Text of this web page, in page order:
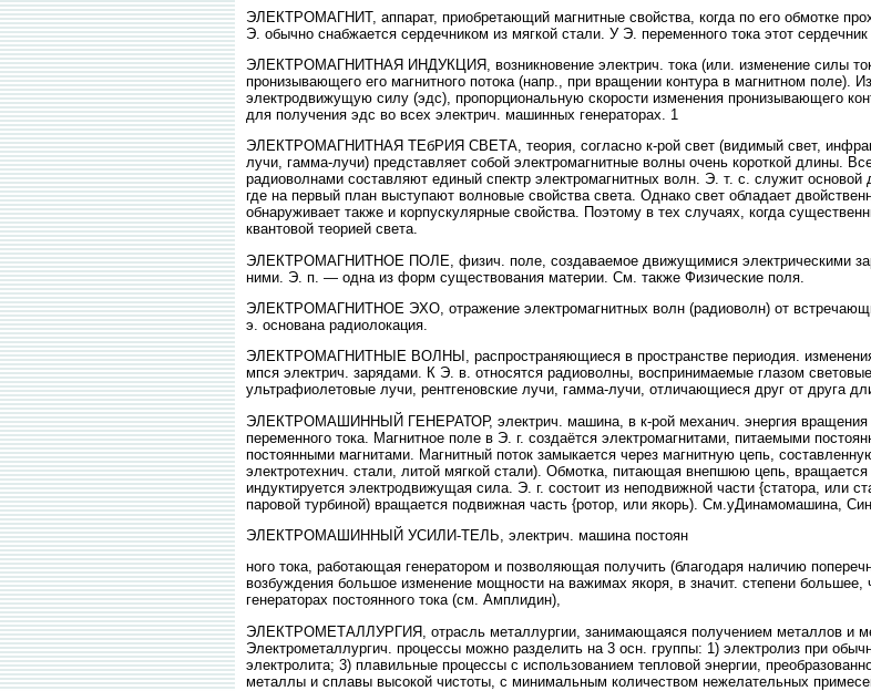
ЭЛЕКТРОМАГНИТ, аппарат, приобретающий магнитные свойства, когда по его обмотке
Э. обычно снабжается сердечником из мягкой стали. У Э. переменного тока этот сердечник
ЭЛЕКТРОМАГНИТНАЯ ИНДУКЦИЯ, возникновение электрич. тока (или. изменение силы
пронизывающего его магнитного потока (напр., при вращении контура в магнитном поле).
электродвижущую силу (эдс), пропорциональную скорости изменения пронизывающего
для получения эдс во всех электрич. машинных генераторах. 1
ЭЛЕКТРОМАГНИТНАЯ ТЕбРИЯ СВЕТА, теория, согласно к-рой свет (видимый свет,
лучи, гамма-лучи) представляет собой электромагнитные волны очень короткой длины.
радиоволнами составляют единый спектр электромагнитных волн. Э. т. с. служит основой
где на первый план выступают волновые свойства света. Однако свет обладает
обнаруживает также и корпускулярные свойства. Поэтому в тех случаях, когда
квантовой теорией света.
ЭЛЕКТРОМАГНИТНОЕ ПОЛЕ, физич. поле, создаваемое движущимися электрическими
ними. Э. п. — одна из форм существования материи. См. также Физические поля.
ЭЛЕКТРОМАГНИТНОЕ ЭХО, отражение электромагнитных волн (радиоволн) от
э. основана радиолокация.
ЭЛЕКТРОМАГНИТНЫЕ ВОЛНЫ, распространяющиеся в пространстве периодия. изменения
мпся электрич. зарядами. К Э. в. относятся радиоволны, воспринимаемые глазом
ультрафиолетовые лучи, рентгеновские лучи, гамма-лучи, отличающиеся друг от друга
ЭЛЕКТРОМАШИННЫЙ ГЕНЕРАТОР, электрич. машина, в к-рой механич. энергия вращения
переменного тока. Магнитное поле в Э. г. создаётся электромагнитами, питаемыми
постоянными магнитами. Магнитный поток замыкается через магнитную цепь,
электротехнич. стали, литой мягкой стали). Обмотка, питающая внепшюю цепь,
индуктируется электродвижущая сила. Э. г. состоит из неподвижной части {статора, или
паровой турбиной) вращается подвижная часть {ротор, или якорь). См.уДинамомашина,
ЭЛЕКТРОМАШИННЫЙ УСИЛИ-ТЕЛЬ, электрич. машина постоян
ного тока, работающая генератором и позволяющая получить (благодаря наличию
возбуждения большое изменение мощности на важимах якоря, в значит. степени
генераторах постоянного тока (см. Амплидин),
ЭЛЕКТРОМЕТАЛЛУРГИЯ, отрасль металлургии, занимающаяся получением металлов и
Электрометаллургич. процессы можно разделить на 3 осн. группы: 1) электролиз при
электролита; 3) плавильные процессы с использованием тепловой энергии,
металлы и сплавы высокой чистоты, с минимальным количеством нежелательных